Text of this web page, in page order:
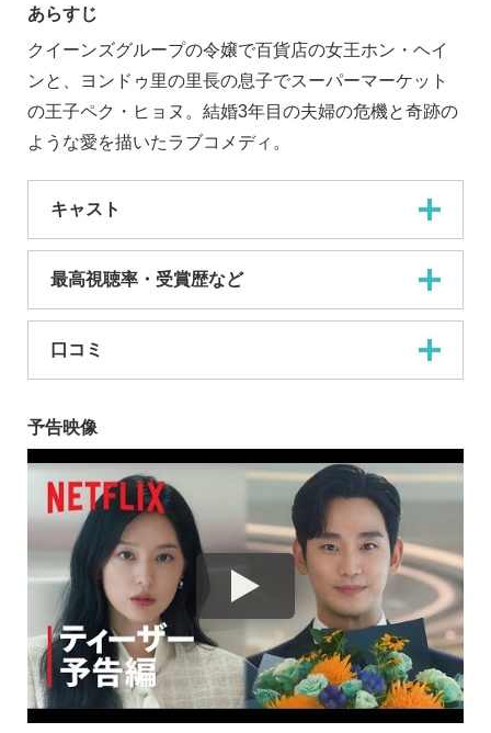
あらすじ
クイーンズグループの令嬢で百貨店の女王ホン・ヘイ
ンと、ヨンドゥ里の里長の息子でスーパーマーケット
の王子ペク・ヒョヌ。結婚3年目の夫婦の危機と奇跡の
ような愛を描いたラブコメディ。
キャスト
最高視聴率・受賞歴など
口コミ
予告映像